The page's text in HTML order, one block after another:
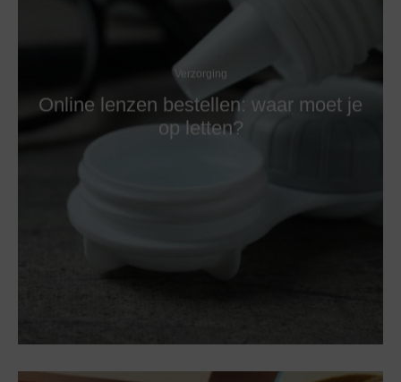
Verzorging
Online lenzen bestellen: waar moet je
op letten?